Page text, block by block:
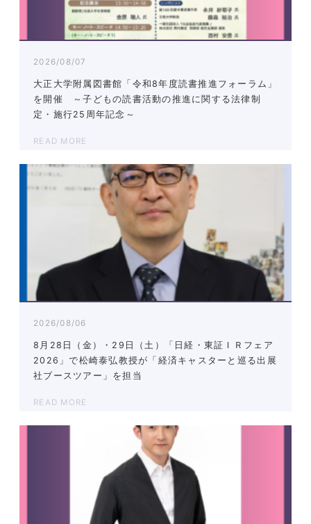
2026/08/07
大正大学附属図書館「令和8年度読書推進フォーラム」
を開催 ～子どもの読書活動の推進に関する法律制
定・施行25周年記念～
READ MORE
2026/08/06
8月28日（金）・29日（土）「日経・東証ＩＲフェア
2026」で松崎泰弘教授が「経済キャスターと巡る出展
社ブースツアー」を担当
READ MORE